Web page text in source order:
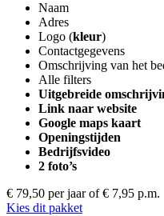
Naam
Adres
Logo (kleur)
Contactgegevens
Omschrijving van het
Alle filters
Uitgebreide
Link naar website
Google maps kaart
Openingstijden
Bedrijfsvideo
2 foto’s
€ 79,50 per jaar of € 7,95 p.m.
Kies dit pakket